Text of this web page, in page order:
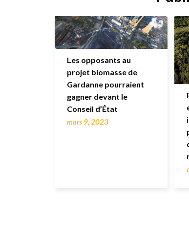
Les opposants au
projet biomasse de
Gardanne pourraient
gagner devant le
Conseil d’État
mars 9, 2023